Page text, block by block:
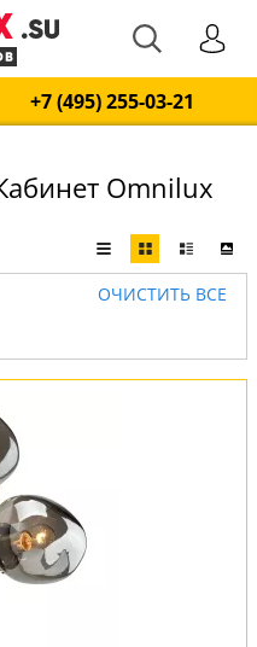
+7 (495) 255-03-21
Omnilux
ОЧИСТИТЬ ВСЕ